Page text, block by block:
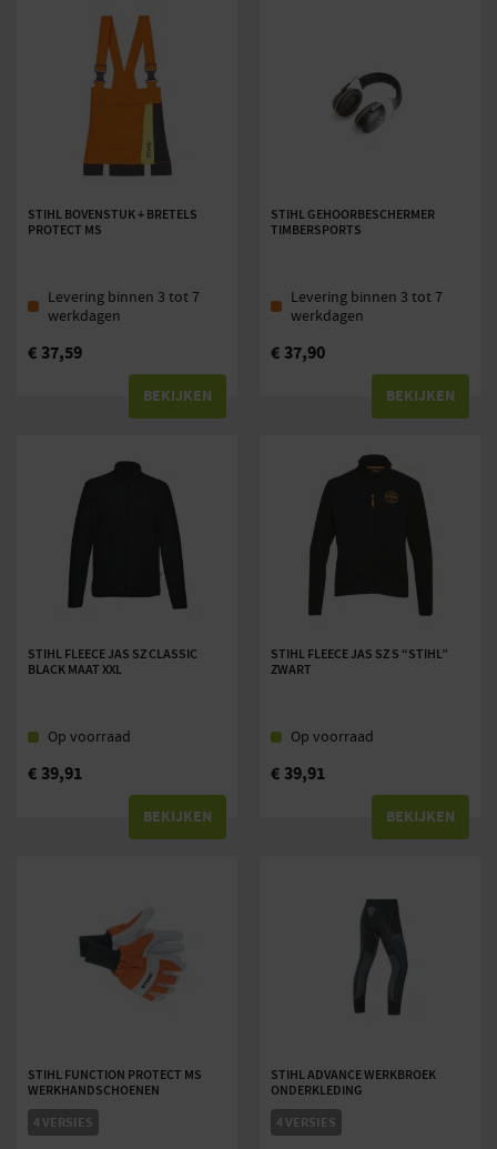
STIHL BOVENSTUK + BRETELS
PROTECT MS
Levering binnen 3 tot 7
werkdagen
€37,59
BEKIJKEN
STIHL GEHOORBESCHERMER
TIMBERSPORTS
Levering binnen 3 tot 7
werkdagen
€37,90
BEKIJKEN
STIHL FLEECE JAS SZ CLASSIC
BLACK MAAT XXL
Op voorraad
€39,91
BEKIJKEN
STIHL FLEECE JAS SZ S “STIHL”
ZWART
Op voorraad
€39,91
BEKIJKEN
STIHL FUNCTION PROTECT MS
WERKHANDSCHOENEN
4 VERSIES
STIHL ADVANCE WERKBROEK
ONDERKLEDING
4 VERSIES